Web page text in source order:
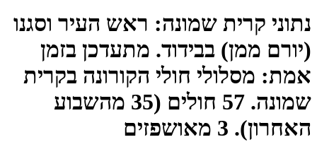
נתוני קרית שמונה: ראש העיר וסגנו
(יורם ממן) בבידוד. מתעדכן בזמן
אמת: מסלולי חולי הקורונה בקרית
שמונה. 57 חולים (35 מהשבוע
האחרון). 3 מאושפזים